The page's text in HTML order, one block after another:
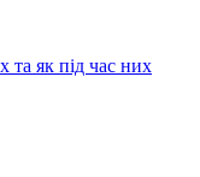
та як під час них